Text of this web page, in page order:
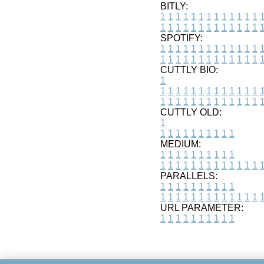
BITLY:
1 1 1 1 1 1 1 1 1 1 1 1 1 1
1 1 1 1 1 1 1 1 1 1 1 1 1 1
SPOTIFY:
1 1 1 1 1 1 1 1 1 1 1 1 1 1
1 1 1 1 1 1 1 1 1 1 1 1 1 1
CUTTLY BIO:
1
1 1 1 1 1 1 1 1 1 1 1 1 1 1
1 1 1 1 1 1 1 1 1 1 1 1 1 1
CUTTLY OLD:
1
1 1 1 1 1 1 1 1 1 1
MEDIUM:
1 1 1 1 1 1 1 1 1 1
1 1 1 1 1 1 1 1 1 1 1 1 1 1
PARALLELS:
1 1 1 1 1 1 1 1 1 1
1 1 1 1 1 1 1 1 1 1 1 1 1 1
URL PARAMETER:
1 1 1 1 1 1 1 1 1 1